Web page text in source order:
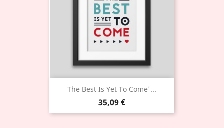
The Best Is Yet To Come'...
35,09 €